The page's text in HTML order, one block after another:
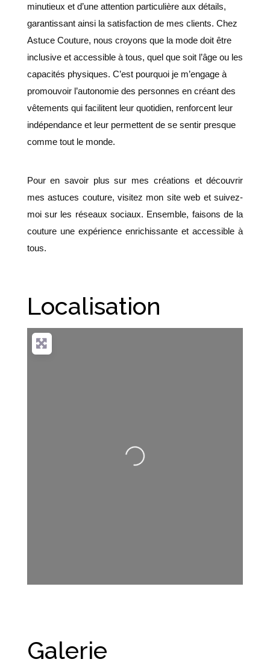
minutieux et d’une attention particulière aux détails,
garantissant ainsi la satisfaction de mes clients. Chez
Astuce Couture, nous croyons que la mode doit être
inclusive et accessible à tous, quel que soit l’âge ou les
capacités physiques. C’est pourquoi je m’engage à
promouvoir l’autonomie des personnes en créant des
vêtements qui facilitent leur quotidien, renforcent leur
indépendance et leur permettent de se sentir presque
comme tout le monde.
Pour en savoir plus sur mes créations et découvrir
mes astuces couture, visitez mon site web et suivez-
moi sur les réseaux sociaux. Ensemble, faisons de la
couture une expérience enrichissante et accessible à
tous.
Localisation
Loading...
Galerie